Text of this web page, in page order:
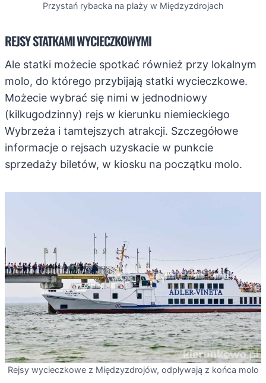
Przystań rybacka na plaży w Międzyzdrojach
REJSY STATKAMI WYCIECZKOWYMI
Ale statki możecie spotkać również przy lokalnym
molo, do którego przybijają statki wycieczkowe.
Możecie wybrać się nimi w jednodniowy
(kilkugodzinny) rejs w kierunku niemieckiego
Wybrzeża i tamtejszych atrakcji. Szczegółowe
informacje o rejsach uzyskacie w punkcie
sprzedaży biletów, w kiosku na początku molo.
Rejsy wycieczkowe z Międzyzdrojów, odpływają z końca molo